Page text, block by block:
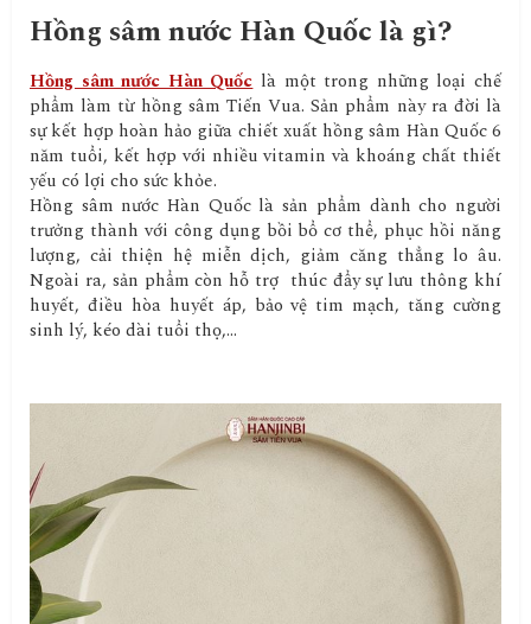
Hồng sâm nước Hàn Quốc là gì?
Hồng sâm nước Hàn Quốclà một trong những loại chế
phẩm làm từ hồng sâm Tiến Vua. Sản phẩm này ra đời là
sự kết hợp hoàn hảo giữa chiết xuất hồng sâm Hàn Quốc 6
năm tuổi, kết hợp với nhiều vitamin và khoáng chất thiết
yếu có lợi cho sức khỏe.
Hồng sâm nước Hàn Quốc là sản phẩm dành cho người
trưởng thành với công dụng bồi bổ cơ thể, phục hồi năng
lượng, cải thiện hệ miễn dịch, giảm căng thẳng lo âu.
Ngoài ra, sản phẩm còn hỗ trợ thúc đẩy sự lưu thông khí
huyết, điều hòa huyết áp, bảo vệ tim mạch, tăng cường
sinh lý, kéo dài tuổi thọ,…